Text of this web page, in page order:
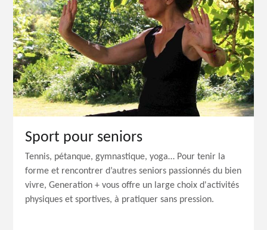
Sport pour seniors
Tennis, pétanque, gymnastique, yoga… Pour tenir la
forme et rencontrer d’autres seniors passionnés du bien
vivre, Generation + vous offre un large choix d'activités
physiques et sportives, à pratiquer sans pression.